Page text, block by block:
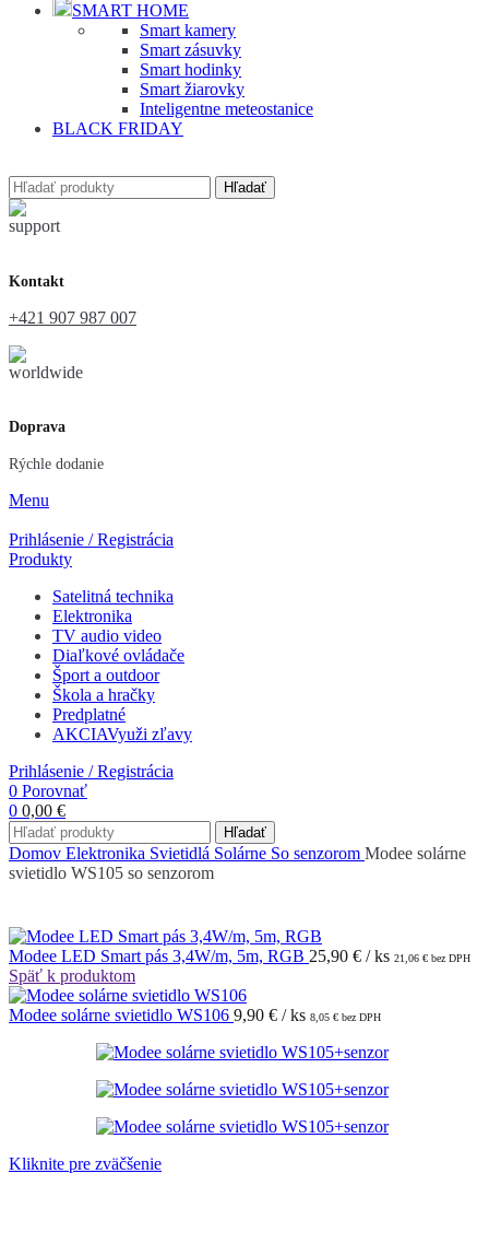
SMART HOME
Smart kamery
Smart zásuvky
Smart hodinky
Smart žiarovky
Inteligentne meteostanice
BLACK FRIDAY
Hľadať
Kontakt
+421 907 987 007
Doprava
Rýchle dodanie
Menu
Prihlásenie / Registrácia
Produkty
Satelitná technika
Elektronika
TV audio video
Diaľkové ovládače
Šport a outdoor
Škola a hračky
Predplatné
AKCIAVyuži zľavy
Prihlásenie / Registrácia
0 Porovnať
0 0,00 €
Hľadať
Domov Elektronika Svietidlá Solárne So senzorom Modee solárne
svietidlo WS105 so senzorom
Modee LED Smart pás 3,4W/m, 5m, RGB 25,90 € / ks 21,06 € bez DPH
Späť k produktom
Modee solárne svietidlo WS106 9,90 € / ks 8,05 € bez DPH
Kliknite pre zväčšenie